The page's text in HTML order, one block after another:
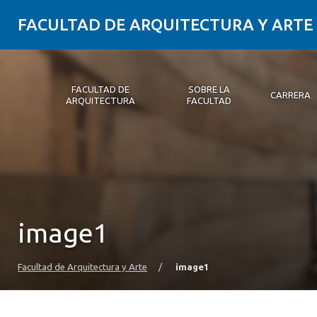
FACULTAD DE ARQUITECTURA Y ARTE
FACULTAD DE
ARQUITECTURA
SOBRE LA
FACULTAD
CARRERA
image1
Facultad de Arquitectura y Arte / image1